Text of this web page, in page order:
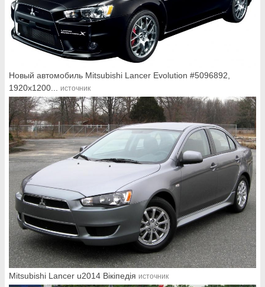
Новый автомобиль Mitsubishi Lancer Evolution #5096892,
1920x1200...
источник
Mitsubishi Lancer u2014 Вікіпедія источник